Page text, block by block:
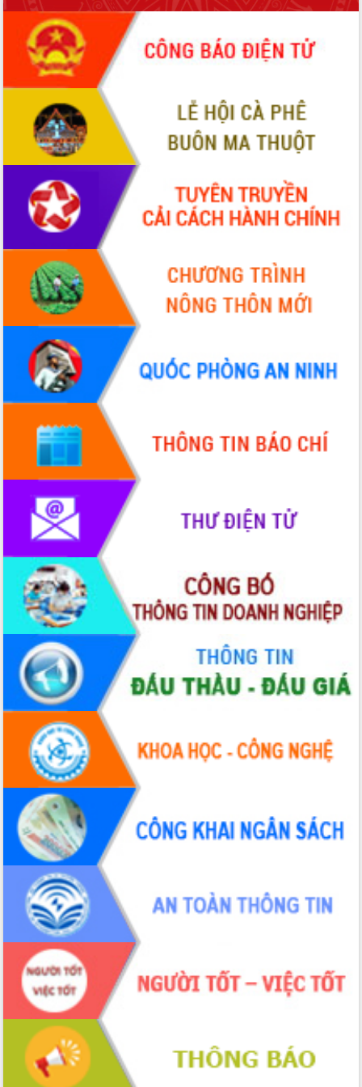
đấu có 77% xã đạt chuẩn nông thôn
Chuyển đổi số 'mở đường' cho nông
nghiệp Đắk Lắk tăng trưởng bứt phá
Triển khai đồng bộ đo đạc, lập hồ sơ
địa chính, hoàn thiện cơ sở dữ liệu đất
Ứng dụng sinh trắc học - Bước tiến
trong hành trình chuyển đổi số tại Đắk
Lắk
Đắk Lắk nâng cao hiệu quả công tác
Đảng từ Sổ tay đảng viên điện tử
Đắk Lắk đẩy mạnh nuôi biển công
nghệ, hướng tới phát triển thủy sản
bền vững
Tập huấn nâng cao năng lực triển khai
chuyển đổi số cho cán bộ, công chức
cấp xã
Đắk Lắk phát động hưởng ứng Ngày
Quyền của người tiêu dùng Việt Nam
2026
Đẩy mạnh cải cách hành chính, quyết
tâm đạt được mục tiêu tăng trưởng
hai con số trong năm 2026
Tổ chức trang trọng Lễ hội Đền thờ
Lương Văn Chánh năm 2026
Phó Bí thư Tỉnh ủy Đắk Lắk Đỗ Hữu
Huy giữ chức Bí thư Đảng ủy Ủy Ban
Nhân dân tỉnh
Bệnh án điện tử thúc đẩy chuyển đổi
số y tế tại Đắk Lắk
Chuyển đổi số thư viện: Mở rộng
không gian tri thức trong thời đại số
Đánh giá, rút kinh nghiệm công tác tổ
chức diễn tập trước ngày bầu cử
Chương trình “Gặp gỡ hữu nghị –
Friendship Meeting New Year 2026”
Bầu cử Quốc hội và HĐND: Cử tri Đắk
Lắk gửi gắm niềm tin, kỳ vọng vào lá
phiếu
Đắk Lắk sẵn sàng các điều kiện cho
Ngày hội bầu cử đại biểu Quốc hội
khóa XVI và HĐND các cấp nhiệm kỳ
2026-2031
Đảm bảo cuộc bầu cử đại biểu Quốc
hội và đại biểu HĐND các cấp diễn ra
an toàn, hiệu quả, đúng quy định
Thủ tướng Chính phủ Phạm Minh Chính
kiểm tra, chỉ đạo hoàn thành các dự
án cao tốc và thăm khu tái định cư tại
Đắk Lắk
Sôi nổi Hội đua ngựa truyền thống Gò
Thì Thùng mừng Xuân Bính Ngọ 2026
Lãnh đạo tỉnh dâng hương tưởng niệm
tại Đập Đồng Cam đầu Xuân Bính Ngọ
Ngành nông nghiệp phấn đấu tăng
trưởng đạt 5,86% trong năm 2026
UBND tỉnh Đắk Lắk triển khai công tác
quốc phòng, quân sự địa phương năm
2026
Đắk Lắk tập trung toàn lực khắc phục
tồn tại IUU, sẵn sàng làm việc với